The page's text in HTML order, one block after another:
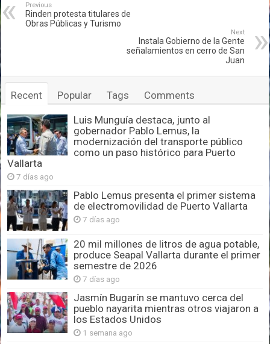
Previous
Rinden protesta titulares de
Obras Públicas y Turismo
Next
Instala Gobierno de la Gente
señalamientos en cerro de San
Juan
Recent Popular Tags Comments
Luis Munguía destaca, junto al
gobernador Pablo Lemus, la
modernización del transporte público
como un paso histórico para Puerto
Vallarta
7 días ago
Pablo Lemus presenta el primer sistema
de electromovilidad de Puerto Vallarta
7 días ago
20 mil millones de litros de agua potable,
produce Seapal Vallarta durante el primer
semestre de 2026
7 días ago
Jasmín Bugarín se mantuvo cerca del
pueblo nayarita mientras otros viajaron a
los Estados Unidos
1 semana ago